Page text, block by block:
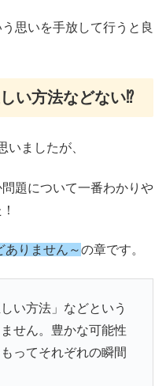
思いを手放して行うと良
い方法などない⁉
いましたが、
題について一番わかりや
ありません ～の章です。
い方法」などという
せん。豊かな可能性
ってそれぞれの瞬間